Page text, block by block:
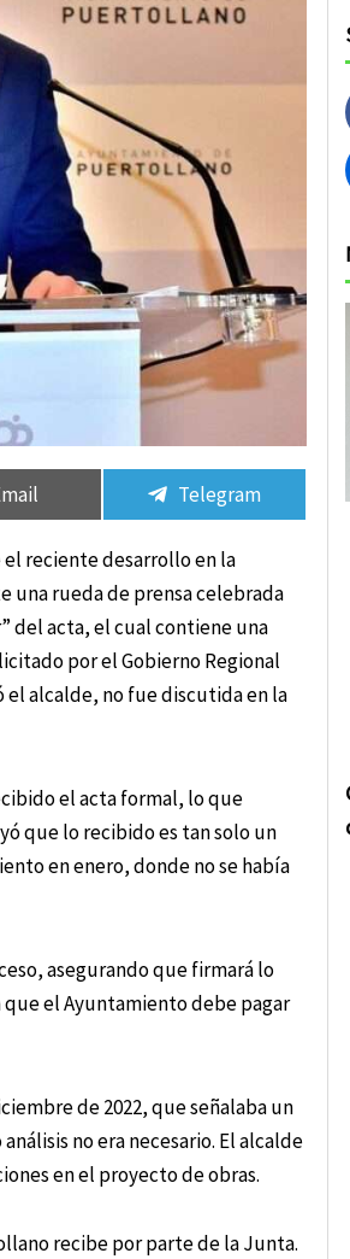
Compartir
en
Telegram
reciente desarrollo en la
una rueda de prensa celebrada
del acta, el cual contiene una
por el Gobierno Regional
el alcalde, no fue discutida en la
el acta formal, lo que
que lo recibido es tan solo un
en enero, donde no se había
asegurando que firmará lo
que el Ayuntamiento debe pagar
de 2022, que señalaba un
no era necesario. El alcalde
en el proyecto de obras.
recibe por parte de la Junta.
Compartir
en